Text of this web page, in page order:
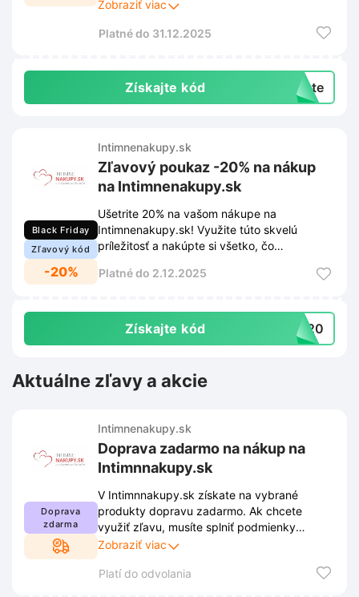
prihláste sa k newsletteru prostredníctvom
neuniknú žiadne novinky, zľavy ani
Zobraziť viac
Platné do 31.12.2025
Získajte kód exte
Black Friday
Zľavový kód
-20%
Intimnenakupy.sk
Zľavový poukaz -20% na nákup
na Intimnenakupy.sk
Ušetrite 20% na vašom nákupe na
Intimnenakupy.sk! Využite túto skvelú
príležitosť a nakúpte si všetko, čo
Platné do 2.12.2025
Získajte kód CK20
Aktuálne zľavy a akcie
Doprava
zdarma
Intimnenakupy.sk
Doprava zadarmo na nákup na
Intimnnakupy.sk
V Intimnnakupy.sk získate na vybrané
produkty dopravu zadarmo. Ak chcete
využiť zľavu, musíte splniť podmienky
stanovené obchodom. Tieto podmienky sú
môžu sa priebežne meniť.
Zobraziť viac
Platí do odvolania